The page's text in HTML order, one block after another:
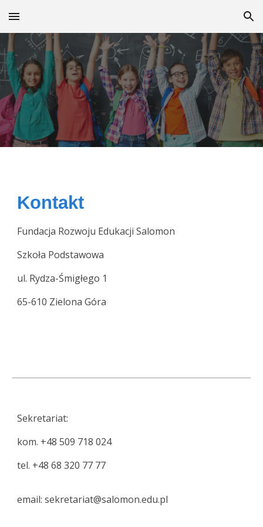
Skip to main content Skip to navigation
Kontakt
Fundacja Rozwoju Edukacji Salomon
Szkoła Podstawowa
ul. Rydza-Śmigłego 1
65-610 Zielona Góra
Sekretariat:
kom. +48 509 718 024
tel. +48 68 320 77 77
email: sekretariat@salomon.edu.pl